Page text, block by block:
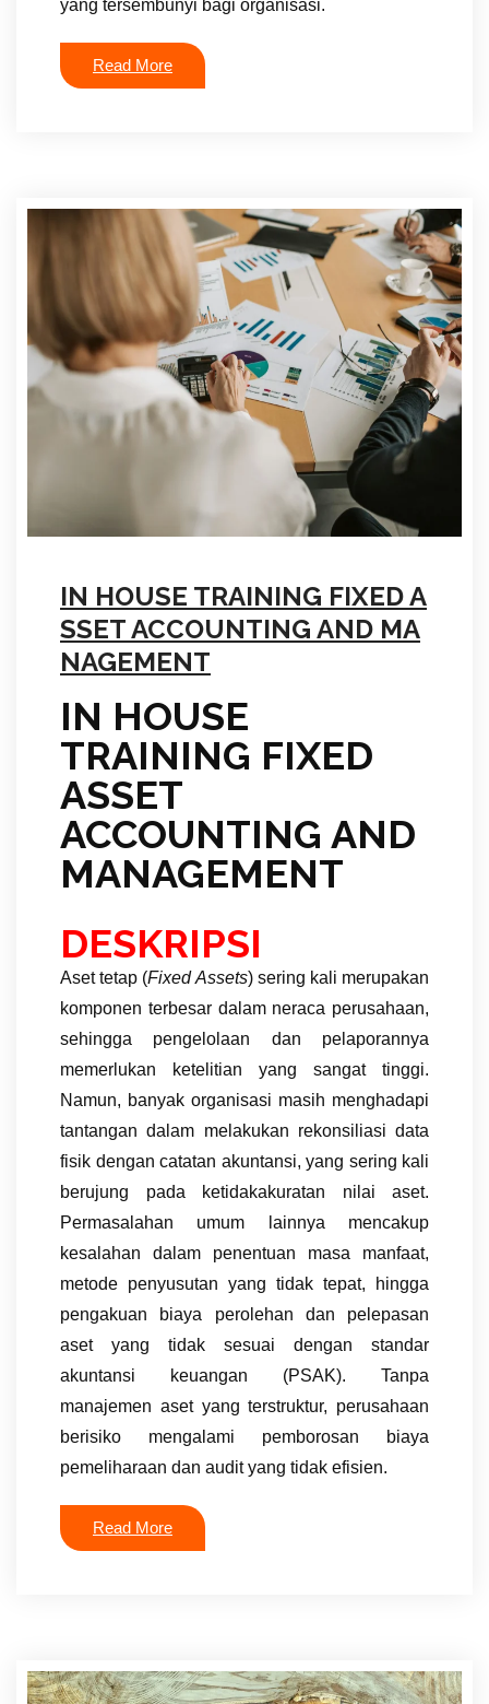
yang tersembunyi bagi organisasi.
Read More
IN HOUSE TRAINING FIXED A
SSET ACCOUNTING AND MA
NAGEMENT
IN HOUSE
TRAINING FIXED
ASSET
ACCOUNTING AND
MANAGEMENT
DESKRIPSI
Aset tetap (Fixed Assets) sering kali merupakan
komponen terbesar dalam neraca perusahaan,
sehingga pengelolaan dan pelaporannya
memerlukan ketelitian yang sangat tinggi.
Namun, banyak organisasi masih menghadapi
tantangan dalam melakukan rekonsiliasi data
fisik dengan catatan akuntansi, yang sering kali
berujung pada ketidakakuratan nilai aset.
Permasalahan umum lainnya mencakup
kesalahan dalam penentuan masa manfaat,
metode penyusutan yang tidak tepat, hingga
pengakuan biaya perolehan dan pelepasan
aset yang tidak sesuai dengan standar
akuntansi keuangan (PSAK). Tanpa
manajemen aset yang terstruktur, perusahaan
berisiko mengalami pemborosan biaya
pemeliharaan dan audit yang tidak efisien.
Read More